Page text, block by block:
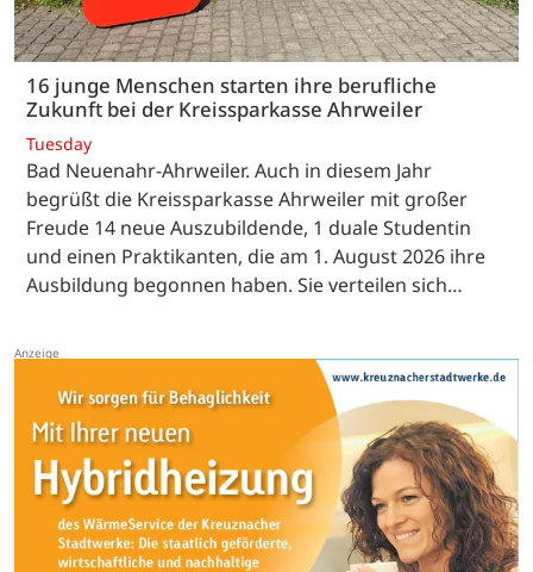
16 junge Menschen starten ihre berufliche
Zukunft bei der Kreissparkasse Ahrweiler
Tuesday
Bad Neuenahr-Ahrweiler. Auch in diesem Jahr
begrüßt die Kreissparkasse Ahrweiler mit großer
Freude 14 neue Auszubildende, 1 duale Studentin
und einen Praktikanten, die am 1. August 2026 ihre
Ausbildung begonnen haben. Sie verteilen sich…